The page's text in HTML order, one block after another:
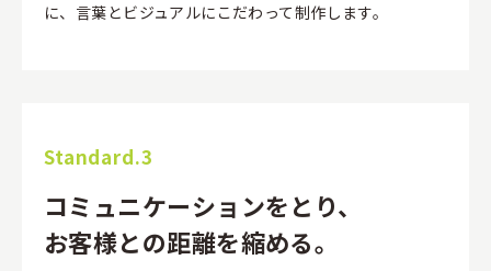
に、言葉とビジュアルにこだわって制作します。
Standard.3
コミュニケーションをとり、
お客様との距離を縮める。